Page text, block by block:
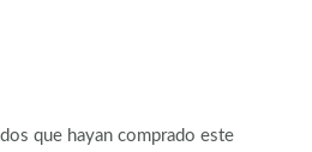
que hayan comprado este